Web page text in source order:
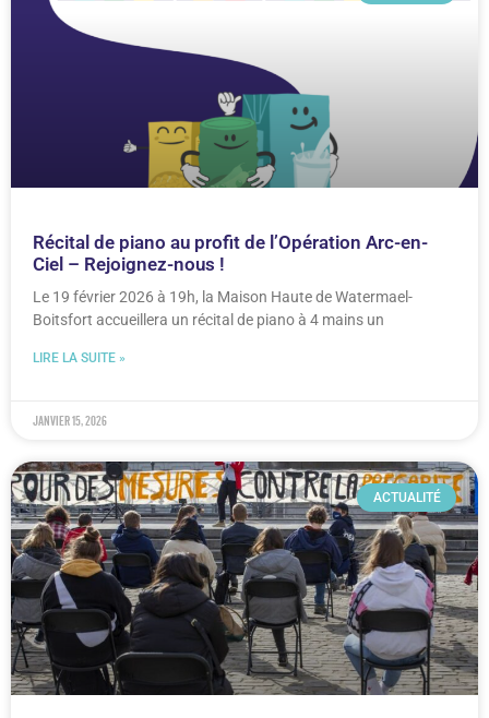
Récital de piano au profit de l’Opération Arc-en-
Ciel – Rejoignez-nous !
Le 19 février 2026 à 19h, la Maison Haute de Watermael-
Boitsfort accueillera un récital de piano à 4 mains un
LIRE LA SUITE »
janvier 15, 2026
ACTUALITÉ